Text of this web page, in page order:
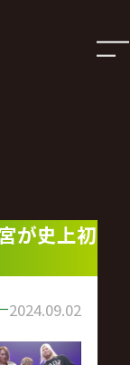
が史上初
2024.09.02